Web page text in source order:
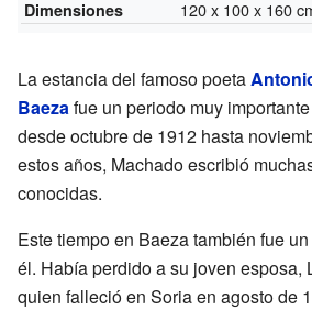
Dimensiones 120 x 100 x 160
La estancia del famoso poeta
Baezafue un periodo muy
desde octubre de 1912 hasta
estos años, Machado escribió
conocidas.
Este tiempo en Baeza también fue
él. Había perdido a su joven esposa,
quien falleció en Soria en agosto de